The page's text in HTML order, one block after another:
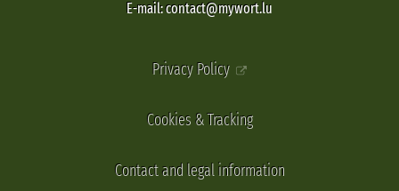
E-mail: contact@mywort.lu
Privacy Policy
Cookies & Tracking
Contact and legal information